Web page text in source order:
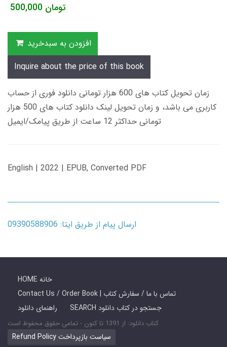
500,000 تومان
افزودن به سبدخرید
Inquire about the price of this book
زمان تحویل کتاب های 600 هزار تومانی دانلود فوری از حساب
کاربری می باشد، و زمان تحویل لینک دانلود کتاب های 500 هزار
تومانی حداکثر 12 ساعت از طریق پیامک/ایمیل
English | 2022 | EPUB, Converted PDF
ارسال پیام از طریق ایتا: 09390588906
HOME خانه
Contact Us / Order Book | تماس با ما / سفارش کتاب
راهنمای دانلود
SEARCH جستجو در کتاب دانلود
کتاب دانلود: از 1391 تا کنون - تمامی حقوق محفوظ است
Refund Policy سیاست بازپرداخت